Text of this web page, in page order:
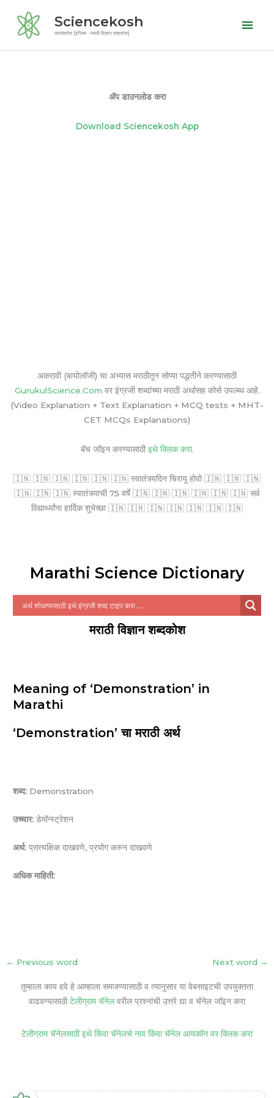
content
Sciencekosh
सायंसकोश (इंग्लिश - मराठी विज्ञान शब्दकोश)
ॲप डाउनलोड करा
Download Sciencekosh App
अकरावी (बायोलॉजी) चा अभ्यास मराठीतून सोप्या पद्धतीने करण्यासाठी
GurukulScience.Com वर इंग्रजी शब्दांच्या मराठी अर्थासह कोर्स उपल्ब्ध आहे.
(Video Explanation + Text Explanation + MCQ tests + MHT-
CET MCQs Explanations)
बॅच जॉइन करण्यासाठी इथे क्लिक करा.
🇮🇳 🇮🇳 🇮🇳 🇮🇳 🇮🇳 🇮🇳 स्वातंत्र्यदिन चिरायू होवो 🇮🇳 🇮🇳 🇮🇳
🇮🇳 🇮🇳 🇮🇳 स्वातंत्र्याची 75 वर्षे 🇮🇳 🇮🇳 🇮🇳 🇮🇳 🇮🇳 🇮🇳 सर्व
विद्यार्थ्यांना हार्दिक शुभेच्छा 🇮🇳 🇮🇳 🇮🇳 🇮🇳 🇮🇳 🇮🇳 🇮🇳
Marathi Science Dictionary
मराठी विज्ञान शब्दकोश
Meaning of ‘Demonstration’ in
Marathi
‘Demonstration’ चा मराठी अर्थ
शब्द: Demonstration
उच्चार: डेमॉन्स्ट्रेशन
अर्थ: प्रात्यक्षिक दाखवणे, प्रयोग करुन दाखवणे
अधिक माहिती:
← Previous word Next word →
तुम्हाला काय हवे हे आम्हाला समजण्यासाठी व त्यानुसार या वेबसाइटची उपयुक्तता
वाढवण्यासाठी टेलीग्राम चॅनेलवरील प्रश्नांची उत्तरे द्या व चॅनेल जॉइन करा
टेलीग्राम चॅनेलसाठी इथे किंवा चॅनेलचे नाव किंवा चॅनेल आयकॉन वर क्लिक करा